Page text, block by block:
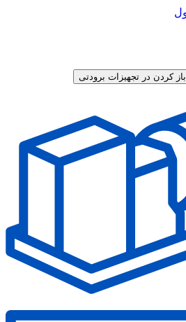
باز کردن در تجهیزات برودتی